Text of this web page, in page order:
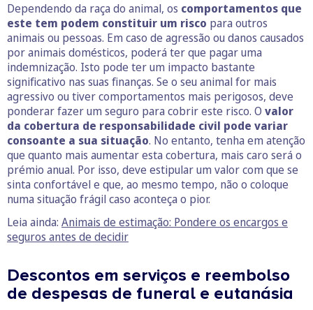
Dependendo da raça do animal, os comportamentos que
este tem podem constituir um risco para outros
animais ou pessoas. Em caso de agressão ou danos causados
por animais domésticos, poderá ter que pagar uma
indemnização. Isto pode ter um impacto bastante
significativo nas suas finanças. Se o seu animal for mais
agressivo ou tiver comportamentos mais perigosos, deve
ponderar fazer um seguro para cobrir este risco. O valor
da cobertura de responsabilidade civil pode variar
consoante a sua situação. No entanto, tenha em atenção
que quanto mais aumentar esta cobertura, mais caro será o
prémio anual. Por isso, deve estipular um valor com que se
sinta confortável e que, ao mesmo tempo, não o coloque
numa situação frágil caso aconteça o pior.
Leia ainda: Animais de estimação: Pondere os encargos e
seguros antes de decidir
Descontos em serviços e reembolso
de despesas de funeral e eutanásia